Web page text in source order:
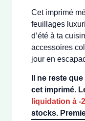
Cet imprimé
feuillages
d’été à ta
accessoires
jour en
Il ne reste
cet imprimé.
liquidation à -
stocks.